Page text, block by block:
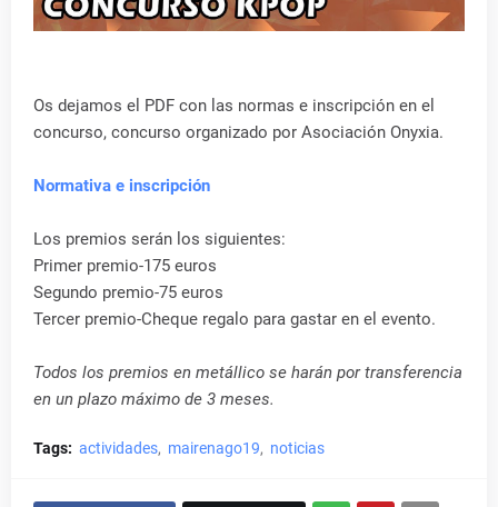
Os dejamos el PDF con las normas e inscripción en el
concurso, concurso organizado por Asociación Onyxia.
Normativa e inscripción
Los premios serán los siguientes:
Primer premio-175 euros
Segundo premio-75 euros
Tercer premio-Cheque regalo para gastar en el evento.
Todos los premios en metállico se harán por transferencia
en un plazo máximo de 3 meses.
Tags: actividades mairenago19 noticias